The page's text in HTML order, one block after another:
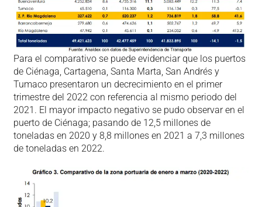
Para el comparativo se puede evidenciar que los puertos
de Ciénaga, Cartagena, Santa Marta, San Andrés y
Tumaco presentaron un decrecimiento en el primer
trimestre del 2022 con referencia al mismo periodo del
2021. El mayor impacto negativo se pudo observar en el
puerto de Ciénaga; pasando de 12,5 millones de
toneladas en 2020 y 8,8 millones en 2021 a 7,3 millones
de toneladas en 2022.